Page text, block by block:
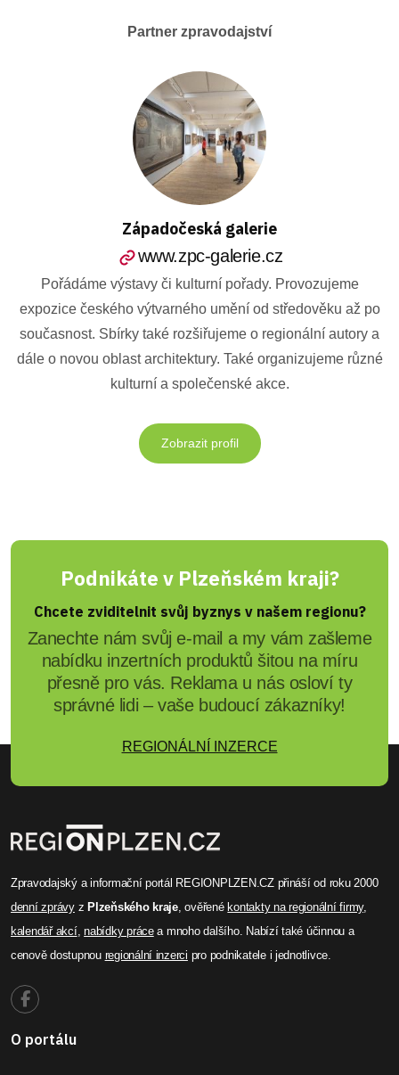
Partner zpravodajství
Západočeská galerie
www.zpc-galerie.cz
Pořádáme výstavy či kulturní pořady. Provozujeme
expozice českého výtvarného umění od středověku až po
současnost. Sbírky také rozšiřujeme o regionální autory a
dále o novou oblast architektury. Také organizujeme různé
kulturní a společenské akce.
Zobrazit profil
Podnikáte v Plzeňském kraji?
Chcete zviditelnit svůj byznys v našem regionu?
Zanechte nám svůj e-mail a my vám zašleme
nabídku inzertních produktů šitou na míru
přesně pro vás. Reklama u nás osloví ty
správné lidi – vaše budoucí zákazníky!
REGIONÁLNÍ INZERCE
Zpravodajský a informační portál REGIONPLZEN.CZ přináší od roku 2000
denní zprávyz Plzeňského kraje, ověřené kontakty na regionální firmy,
kalendář akcí,nabídky prácea mnoho dalšího. Nabízí také účinnou a
cenově dostupnou regionální inzerci pro podnikatele i jednotlivce.
O portálu